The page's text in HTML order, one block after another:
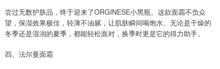
尝过无数护肤品，终于迎来了ORGINESE小黑瓶。这款面霜不负众
望，保湿效果极佳，轻薄不油腻，让肌肤瞬间喝饱水。无论是干燥的
冬季还是湿润的夏季，都能轻松面对，换季时更是它的得力助手。
四、法尔曼面霜